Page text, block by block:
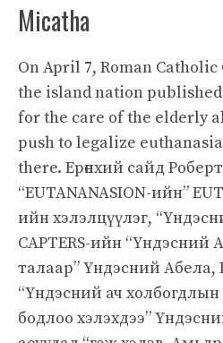
Micatha
On April 7, Roman
the island nation
for the care of the elderly
push to legalize
there. Ерөнхий сайд
“EUTANANASION-ийн”
ийн хэлэлцүүлэг, “Үндэсний
CAPTERS-ийн “Үндэсний
талаар” Үндэсний Абела,
“Үндэсний ач
бодлоо хэлэхдээ”